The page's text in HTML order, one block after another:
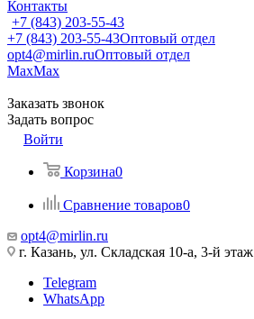
Контакты
+7 (843) 203-55-43
+7 (843) 203-55-43Оптовый отдел
opt4@mirlin.ruОптовый отдел
MaxMax
Заказать звонок
Задать вопрос
Войти
Корзина0
Сравнение товаров0
opt4@mirlin.ru
г. Казань, ул. Складская 10-а, 3-й этаж
Telegram
WhatsApp